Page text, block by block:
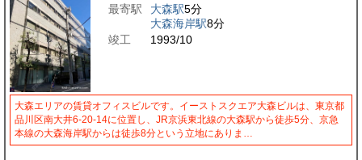
最寄駅
大森駅5分
大森海岸駅8分
竣工
1993/10
大森エリアの賃貸オフィスビルです。イーストスクエア大森ビルは、東京都
品川区南大井6-20-14に位置し、JR京浜東北線の大森駅から徒歩5分、京急
本線の大森海岸駅からは徒歩8分という立地にありま…